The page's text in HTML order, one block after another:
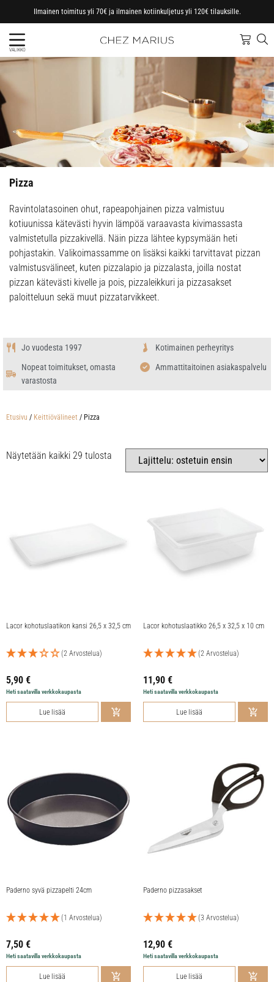
Ilmainen toimitus yli 70€ ja ilmainen kotiinkuljetus yli 120€ tilauksille.
VALIKKO
Pizza
Ravintolatasoinen ohut, rapeapohjainen pizza valmistuu
kotiuunissa kätevästi hyvin lämpöä varaavasta kivimassasta
valmistetulla pizzakivellä. Näin pizza lähtee kypsymään heti
pohjastakin. Valikoimassamme on lisäksi kaikki tarvittavat pizzan
valmistusvälineet, kuten pizzalapio ja pizzalasta, joilla nostat
pizzan kätevästi kivelle ja pois, pizzaleikkuri ja pizzasakset
paloitteluun sekä muut pizzatarvikkeet.
Jo vuodesta 1997
Kotimainen perheyritys
Nopeat toimitukset, omasta
varastosta
Ammattitaitoinen asiakaspalvelu
Etusivu / Keittiövälineet / Pizza
Näytetään kaikki 29 tulosta
Lacor kohotuslaatikon kansi 26,5 x 32,5 cm
(2 Arvostelua)
5,90 €
Heti saatavilla verkkokaupasta
Lue lisää
Lacor kohotuslaatikko 26,5 x 32,5 x 10 cm
(2 Arvostelua)
11,90 €
Heti saatavilla verkkokaupasta
Lue lisää
Paderno syvä pizzapelti 24cm
(1 Arvostelua)
7,50 €
Heti saatavilla verkkokaupasta
Lue lisää
Paderno pizzasakset
(3 Arvostelua)
12,90 €
Heti saatavilla verkkokaupasta
Lue lisää